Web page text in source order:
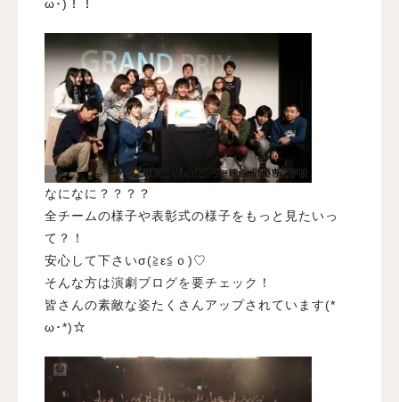
ω･)！！
なになに？？？？
全チームの様子や表彰式の様子をもっと見たいっ
て？！
安心して下さいσ(≧ε≦ｏ)♡
そんな方は演劇ブログを要チェック ！
皆さんの素敵な姿たくさんアップされています(*ゝ
ω･*)☆